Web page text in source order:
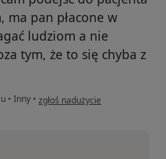
ma pan płacone w
ludziom a nie
tym, że to się chyba z
• Inny • w opinii użytkownika P
zgłoś nadużycie